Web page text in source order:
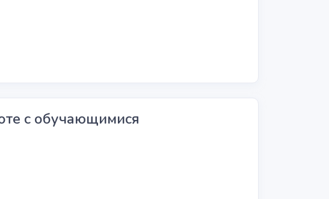
с обучающимися